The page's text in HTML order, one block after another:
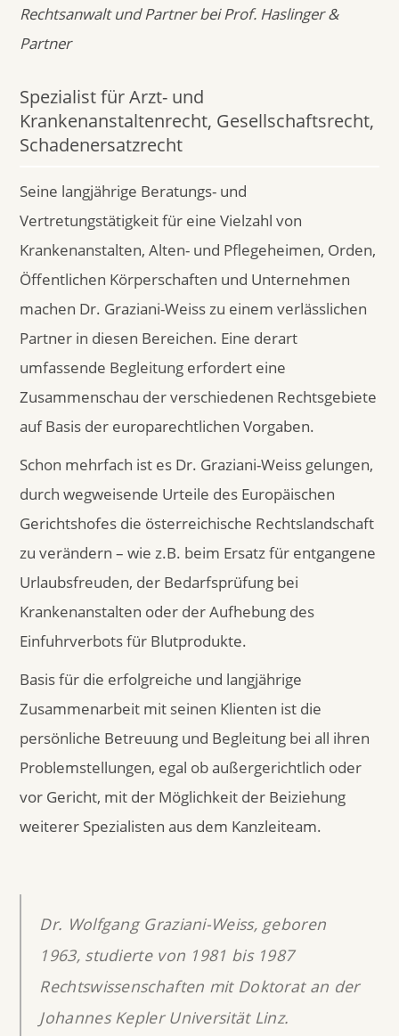
Rechtsanwalt und Partner bei Prof. Haslinger &
Partner
Spezialist für Arzt- und
Krankenanstaltenrecht, Gesellschaftsrecht,
Schadenersatzrecht
Seine langjährige Beratungs- und
Vertretungstätigkeit für eine Vielzahl von
Krankenanstalten, Alten- und Pflegeheimen, Orden,
Öffentlichen Körperschaften und Unternehmen
machen Dr. Graziani-Weiss zu einem verlässlichen
Partner in diesen Bereichen. Eine derart
umfassende Begleitung erfordert eine
Zusammenschau der verschiedenen Rechtsgebiete
auf Basis der europarechtlichen Vorgaben.
Schon mehrfach ist es Dr. Graziani-Weiss gelungen,
durch wegweisende Urteile des Europäischen
Gerichtshofes die österreichische Rechtslandschaft
zu verändern – wie z.B. beim Ersatz für entgangene
Urlaubsfreuden, der Bedarfsprüfung bei
Krankenanstalten oder der Aufhebung des
Einfuhrverbots für Blutprodukte.
Basis für die erfolgreiche und langjährige
Zusammenarbeit mit seinen Klienten ist die
persönliche Betreuung und Begleitung bei all ihren
Problemstellungen, egal ob außergerichtlich oder
vor Gericht, mit der Möglichkeit der Beiziehung
weiterer Spezialisten aus dem Kanzleiteam.
Dr. Wolfgang Graziani-Weiss, geboren
1963, studierte von 1981 bis 1987
Rechtswissenschaften mit Doktorat an der
Johannes Kepler Universität Linz.